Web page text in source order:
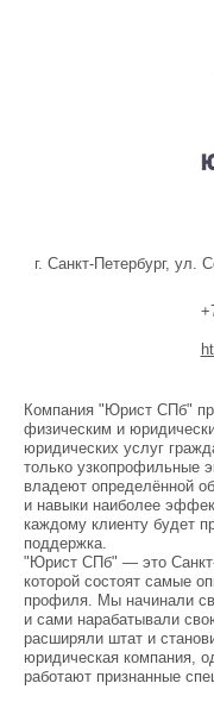
г. Санкт-Петербург,
Компания "Юрист СПб"
физическим и
юридических услуг
только узкопрофильные
владеют определённой
и навыки наиболее
каждому клиенту будет
поддержка.
"Юрист СПб" — это
которой состоят самые
профиля. Мы начинали
и сами нарабатывали
расширяли штат и
юридическая компания,
работают признанные